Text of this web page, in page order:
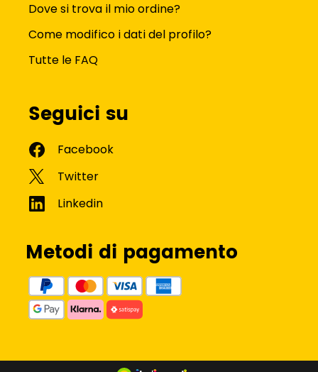
Dove si trova il mio ordine?
Come modifico i dati del profilo?
Tutte le FAQ
Seguici su
Metodi di pagamento